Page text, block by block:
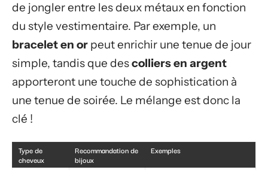
de jongler entre les deux métaux en fonction
du style vestimentaire. Par exemple, un
bracelet en or peut enrichir une tenue de jour
simple, tandis que descolliers en argent
apporteront une touche de sophistication à
une tenue de soirée. Le mélange est donc la
clé !
Type de
cheveux
Recommandation de
bijoux
Exemples